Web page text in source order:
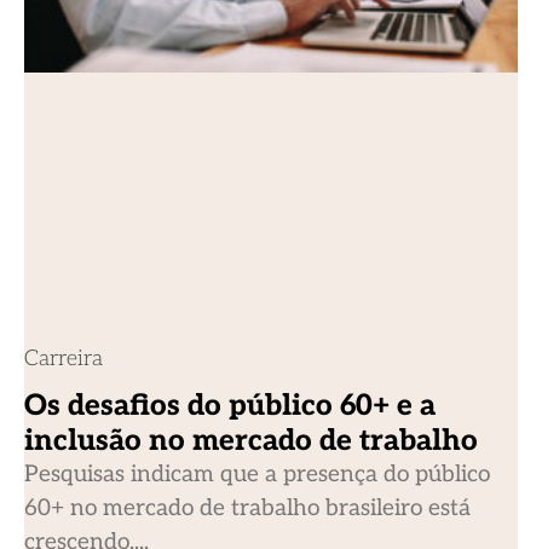
Carreira
Os desafios do público 60+ e a
inclusão no mercado de trabalho
Pesquisas indicam que a presença do público
60+ no mercado de trabalho brasileiro está
crescendo....